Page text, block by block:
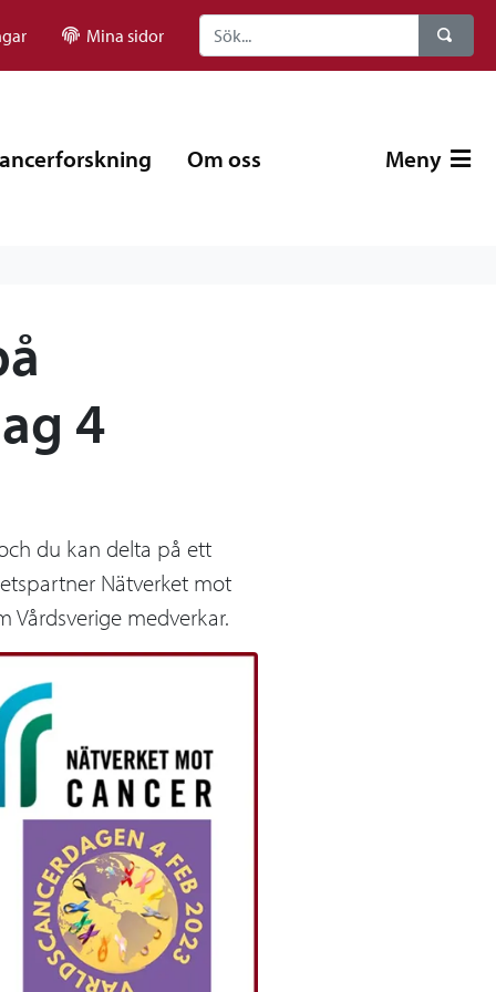
Mina sidor
Om oss Meny
4
du kan delta på ett
Nätverket mot
Vårdsverige medverkar.